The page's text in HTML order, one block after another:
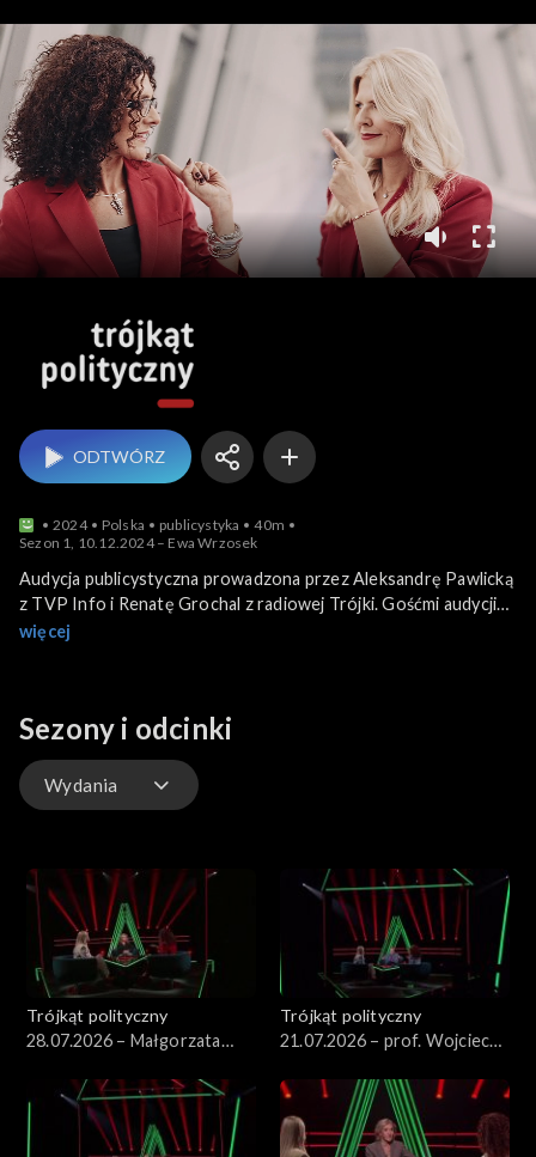
ODTWÓRZ
2024 Polska publicystyka
40m
Sezon 1, 10.12.2024 – Ewa Wrzosek
Audycja publicystyczna prowadzona przez Aleksandrę Pawlicką
z TVP Info i Renatę Grochal z radiowej Trójki. Gośćmi audycji
są bohaterowie najważniejszych wydarzeń politycznych w kraju.
więcej
Sezony i odcinki
Wydania
Trójkąt polityczny
28.07.2026 – Małgorzata
Trójkąt polityczny
21.07.2026 – prof. Wojciech